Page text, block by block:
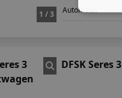
1 / 3 Automatik
DFSK Seres 3